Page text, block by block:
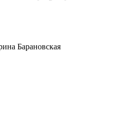
Барановская